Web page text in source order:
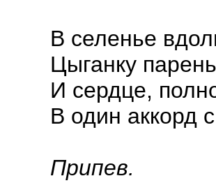
В селенье
Цыганку
И сердце,
В один аккорд
Припев.